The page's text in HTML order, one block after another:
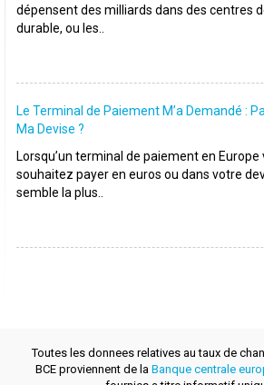
dépensent des milliards dans des centres
durable, ou les..
Le Terminal de Paiement M’a Demandé :
Ma Devise ?
Lorsqu’un terminal de paiement en
souhaitez payer en euros ou dans votre
semble la plus..
Toutes les donnees relatives au taux de
BCE proviennent de la Banque centrale